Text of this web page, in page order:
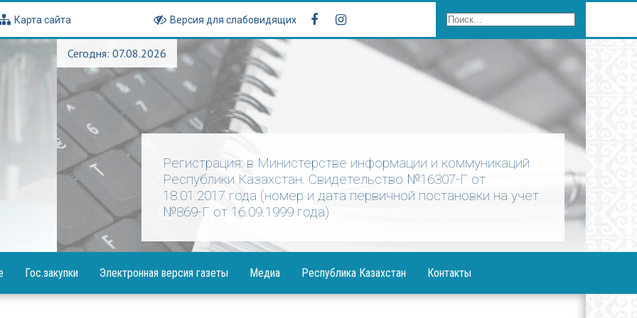
Карта сайта Версия для слабовидящих
Сегодня: 07.08.2026
Регистрация: в Министерстве информации и коммуникаций
Республики Казахстан. Свидетельство №16307-Г от
18.01.2017 года (номер и дата первичной постановки на учет
№869-Г от 16.09.1999 года)
Гос.закупки
Объявления
Электронная версия газеты
Медиа
Фотогалерея
Республика Казахстан
Послания Президента
Контакты